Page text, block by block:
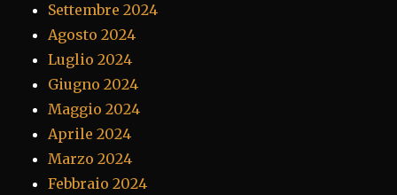
Settembre 2024
Agosto 2024
Luglio 2024
Giugno 2024
Maggio 2024
Aprile 2024
Marzo 2024
Febbraio 2024